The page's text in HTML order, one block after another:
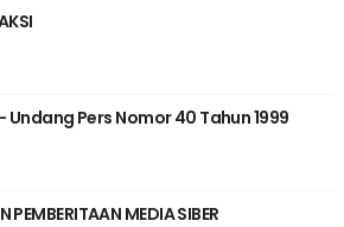
Undang Pers Nomor 40 Tahun 1999
PEMBERITAAN MEDIA SIBER